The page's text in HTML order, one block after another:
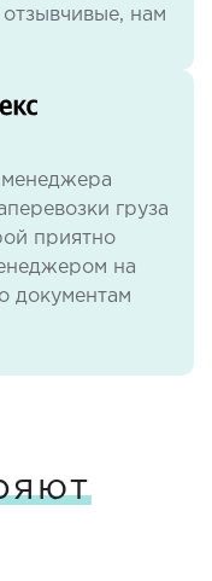
нам
менеджера
груза
приятно
на
документам
самое важное -